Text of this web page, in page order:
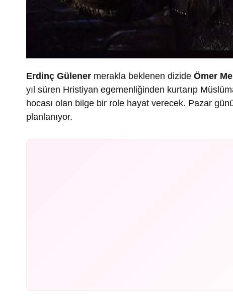
Erdinç Gülener merakla beklenen dizide Ömer
yıl süren Hristiyan egemenliğinden kurtarıp
hocası olan bilge bir role hayat verecek. Pazar
planlanıyor.